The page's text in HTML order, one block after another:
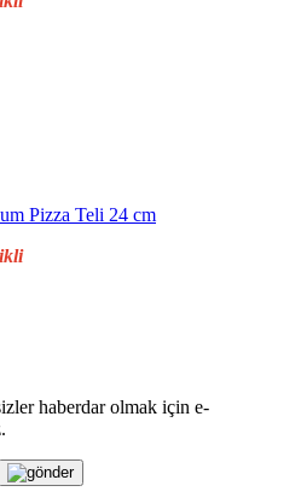
Pizza Teli 24 cm
haberdar olmak için e-